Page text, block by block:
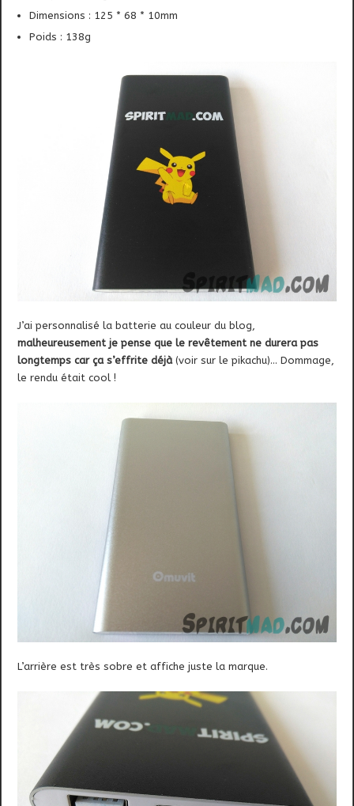
Dimensions : 125 * 68 * 10mm
Poids : 138g
J’ai personnalisé la batterie au couleur du blog,
malheureusement je pense que le revêtement ne durera pas
longtemps car ça s’effrite déjà(voir sur le pikachu)… Dommage,
le rendu était cool !
L’arrière est très sobre et affiche juste la marque.